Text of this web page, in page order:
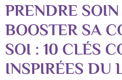
PRENDRE
BOOSTER SA
SOI : 10 CLÉS
INSPIRÉES DU